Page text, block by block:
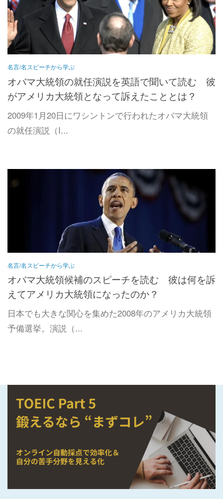
名言/名スピーチから学ぶ
オバマ大統領の就任演説を英語で聞いて読む 彼
がアメリカ大統領となって訴えたこととは？
2009年1月20日にワシントンで行われたオバマ大統領
の就任演説（I...
名言/名スピーチから学ぶ
オバマ大統領候補のスピーチを読む 彼は何を訴
えてアメリカ大統領になったのか？
日本でも大きな関心を集めた2008年のアメリカ大統領
予備選挙。演説（...